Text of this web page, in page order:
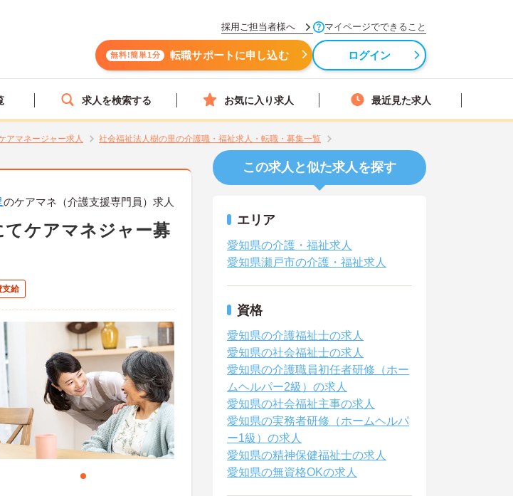
採用ご担当者様へ マイページでできること
無料!簡単1分 転職サポートに申し込む ログイン
求人を検索する お気に入り求人 最近見た求人
アマネージャー求人
社会福祉法人樹の里の介護職・福祉求人・転職・募集一覧
のケアマネ（介護支援専門員）求人
てケアマネジャー募
支給
この求人と似た求人を探す
エリア
愛知県の介護・福祉求人
愛知県瀬戸市の介護・福祉求人
資格
愛知県の介護福祉士の求人
愛知県の社会福祉士の求人
愛知県の介護職員初任者研修（ホー
ムヘルパー2級）の求人
愛知県の社会福祉主事の求人
愛知県の実務者研修（ホームヘルパ
ー1級）の求人
愛知県の精神保健福祉士の求人
愛知県の無資格OKの求人